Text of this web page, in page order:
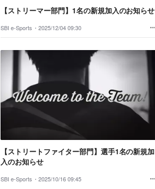
【ストリーマー部門】1名の新規加入のお知らせ
SBI e-Sports・ 2025/12/04 09:30
【ストリートファイター部門】選手1名の新規加
入のお知らせ
SBI e-Sports・ 2025/10/16 09:45